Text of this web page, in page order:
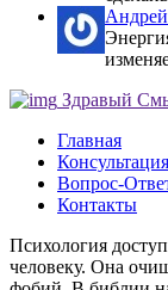
Здравый
Главная
Консультация
Вопрос-
Контакты
Психология
человеку. Она